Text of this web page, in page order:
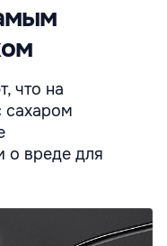
что на
сахаром
о вреде для